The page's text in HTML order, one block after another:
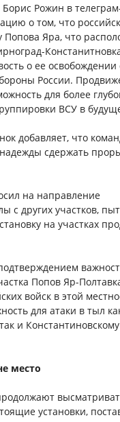
Рожин в
о том, что
Попова Яра, что
о ее освобождении
России.
для более
ВСУ в
добавляет, что
сдержать
на направление
с других участков,
на участках
Попов Яр-
войск в этой
для атаки в тыл
и
место
установки,